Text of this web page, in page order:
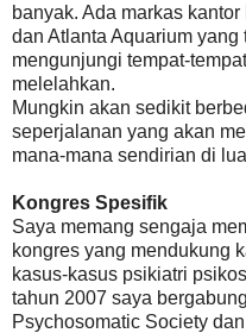
banyak. Ada markas
dan Atlanta Aquarium
mengunjungi tempat-
melelahkan.
Mungkin akan sedikit
seperjalanan yang akan
mana-mana sendirian di
Kongres Spesifik
Saya memang sengaja
kongres yang mendukung
kasus-kasus psikiatri
tahun 2007 saya
Psychosomatic Society